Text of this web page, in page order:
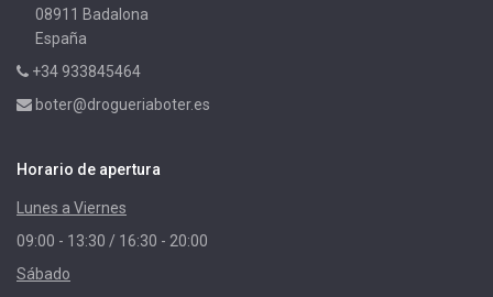
08911 Badalona
España
+34 933845464
boter@drogueriaboter.es
Horario de apertura
Lunes a Viernes
09:00 - 13:30 / 16:30 - 20:00
Sábado